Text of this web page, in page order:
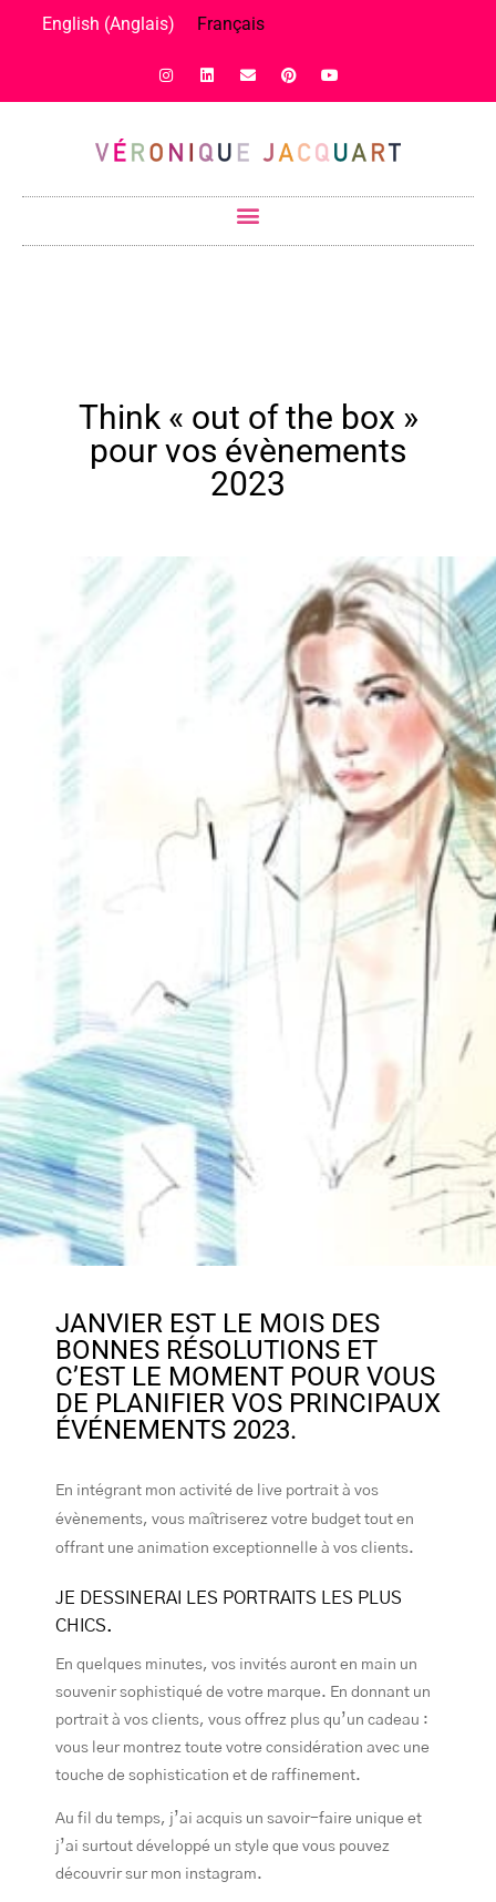
English (Anglais) Français
Think « out of the box »
pour vos évènements
2023
JANVIER EST LE MOIS DES
BONNES RÉSOLUTIONS ET
C’EST LE MOMENT POUR VOUS
DE PLANIFIER VOS PRINCIPAUX
ÉVÉNEMENTS 2023.
En intégrant mon activité de live portrait à vos
évènements, vous maîtriserez votre budget tout en
offrant une animation exceptionnelle à vos clients.
JE DESSINERAI LES PORTRAITS LES PLUS
CHICS.
En quelques minutes, vos invités auront en main un
souvenir sophistiqué de votre marque. En donnant un
portrait à vos clients, vous offrez plus qu’un cadeau :
vous leur montrez toute votre considération avec une
touche de sophistication et de raffinement.
Au fil du temps, j’ai acquis un savoir-faire unique et
j’ai surtout développé un style que vous pouvez
découvrir sur mon instagram.